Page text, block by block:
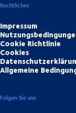
Rechtliches
Impressum
Cookie Richtlinie
Cookies
Allgemeine
Folgen Sie uns